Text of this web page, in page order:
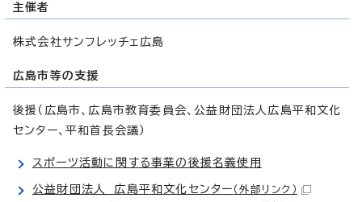
主催者
株式会社サンフレッチェ広島
広島市等の支援
後援（広島市、広島市教育委員会、公益財団法人広島平和文化
センター、平和首長会議）
スポーツ活動に関する事業の後援名義使用
公益財団法人 広島平和文化センター （外部リンク）